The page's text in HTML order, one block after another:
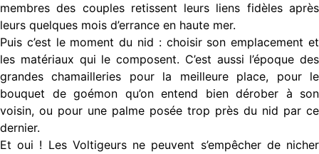
membres des couples retissent leurs liens fidèles après
leurs quelques mois d’errance en haute mer.
Puis c’est le moment du nid : choisir son emplacement et
les matériaux qui le composent. C’est aussi l’époque des
grandes chamailleries pour la meilleure place, pour le
bouquet de goémon qu’on entend bien dérober à son
voisin, ou pour une palme posée trop près du nid par ce
dernier.
Et oui ! Les Voltigeurs ne peuvent s’empêcher de nicher